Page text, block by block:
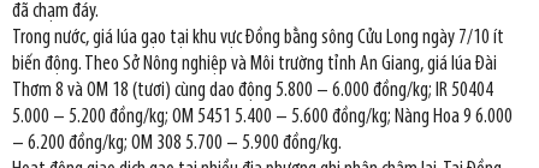
đã chạm đáy.
Trong nước, giá lúa gạo tại khu vực Đồng bằng sông Cửu Long ngày 7/10 ít
biến động. Theo Sở Nông nghiệp và Môi trường tỉnh An Giang, giá lúa Đài
Thơm 8 và OM 18 (tươi) cùng dao động 5.800 – 6.000 đồng/kg; IR 50404
5.000 – 5.200 đồng/kg; OM 5451 5.400 – 5.600 đồng/kg; Nàng Hoa 9 6.000
– 6.200 đồng/kg; OM 308 5.700 – 5.900 đồng/kg.